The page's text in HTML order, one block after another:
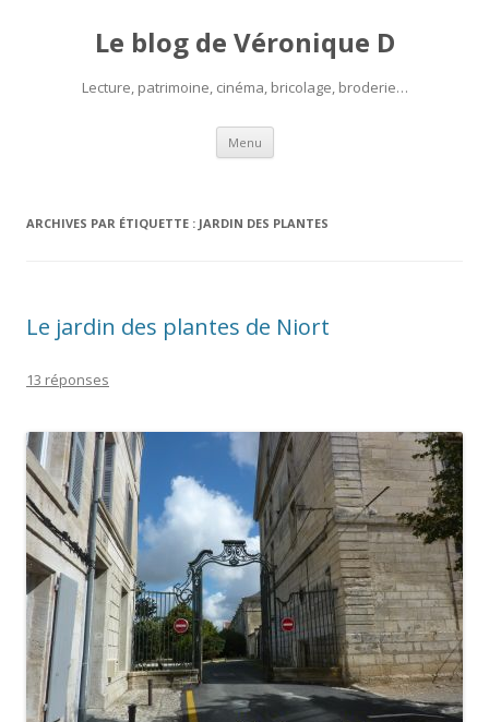
Le blog de Véronique D
Lecture, patrimoine, cinéma, bricolage, broderie…
Menu Aller
contenu
ARCHIVES PAR ÉTIQUETTE : JARDIN DES PLANTES
Le jardin des plantes de Niort
13 réponses